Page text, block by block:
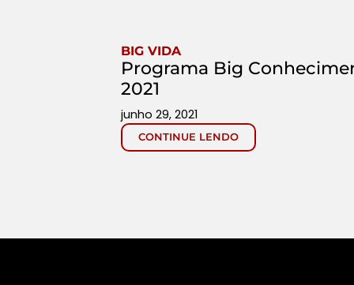
BIG VIDA
Programa Big
2021
CONTINUE LENDO
junho 29, 2021